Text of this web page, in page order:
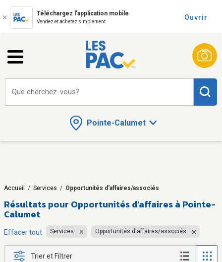
Téléchargez l'application mobile
Vendez et achetez simplement
Ouvrir
Pointe-Calumet
Que cherchez-vous?
Accueil / Services / Opportunités d'affaires/associés
Résultats pour Opportunités d'affaires à Pointe-
Calumet
Effacer tout Services Opportunités d'affaires/associés
Trier et Filtrer